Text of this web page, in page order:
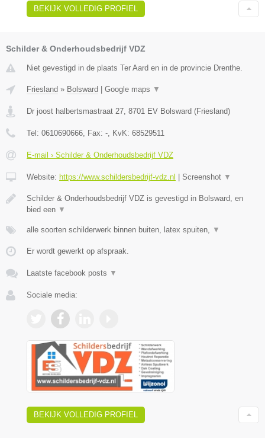
BEKIJK VOLLEDIG PROFIEL
Schilder & Onderhoudsbedrijf VDZ
Niet gevestigd in de plaats Ter Aard en in de provincie Drenthe.
Friesland » Bolsward Google maps ▼
Dr joost halbertsmastraat 27 8701 EV Bolsward (Friesland)
Tel: 0610690666 , Fax: - , KvK: 68529511
E-mail › Schilder & Onderhoudsbedrijf VDZ
Website: https://www.schildersbedrijf-vdz.nl Screenshot ▼
Schilder & Onderhoudsbedrijf VDZ is gevestigd in Bolsward, en
bied een ▼
alle soorten schilderwerk binnen buiten, latex spuiten, ▼
Er wordt gewerkt op afspraak.
Laatste facebook posts ▼
Sociale media:
BEKIJK VOLLEDIG PROFIEL